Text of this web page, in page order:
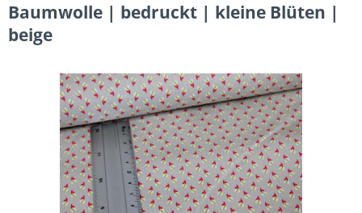
Baumwolle | bedruckt | kleine Blüten |
beige